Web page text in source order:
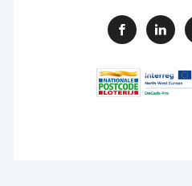
Facebook Linkedin